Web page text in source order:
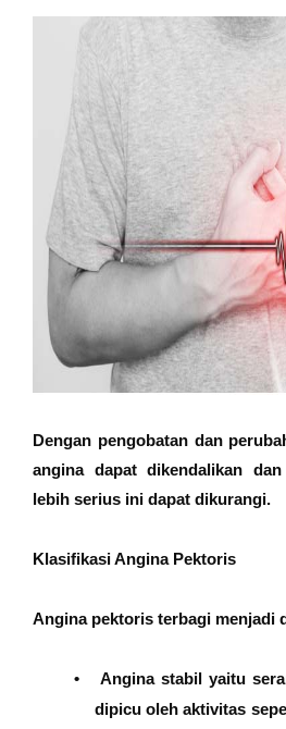
Dengan pengobatan dan
angina dapat dikendalikan
lebih serius ini dapat dikurangi.
Klasifikasi Angina Pektoris
Angina pektoris terbagi menjadi
•
Angina stabil yaitu
dipicu oleh aktivitas